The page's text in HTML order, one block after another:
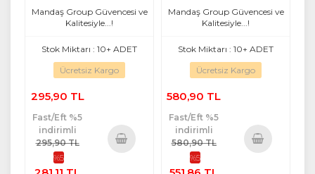
Plastik Kapaklı 3 Lü Set
Mandaş Group Güvencesi ve
Kalitesiyle...!
Stok Miktarı : 10+ ADET
Ücretsiz Kargo
295,90 TL
Fast/Eft %5
indirimli
295,90 TL
%5
Plastik Kapaklı 6 Lı Set
Mandaş Group Güvencesi ve
Kalitesiyle...!
Stok Miktarı : 10+ ADET
Ücretsiz Kargo
580,90 TL
Fast/Eft %5
indirimli
580,90 TL
%5